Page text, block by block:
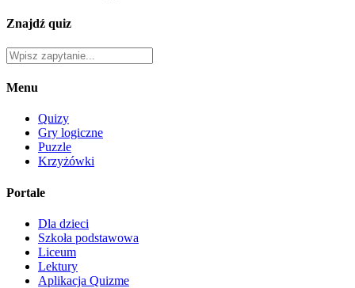
Znajdź quiz
Menu
Quizy
Gry logiczne
Puzzle
Krzyżówki
Portale
Dla dzieci
Szkoła podstawowa
Liceum
Lektury
Aplikacja Quizme